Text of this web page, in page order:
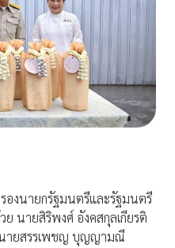
งนายกรัฐมนตรีและรัฐมนตรี
นายสิริพงศ์ อังคสกุลเกียรติ
ายสรรเพชญ บุญญามณี